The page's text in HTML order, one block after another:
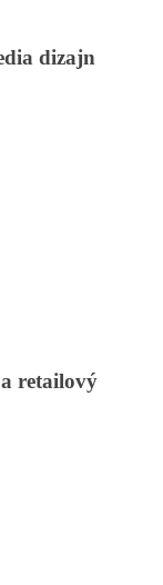
dizajn
retailový